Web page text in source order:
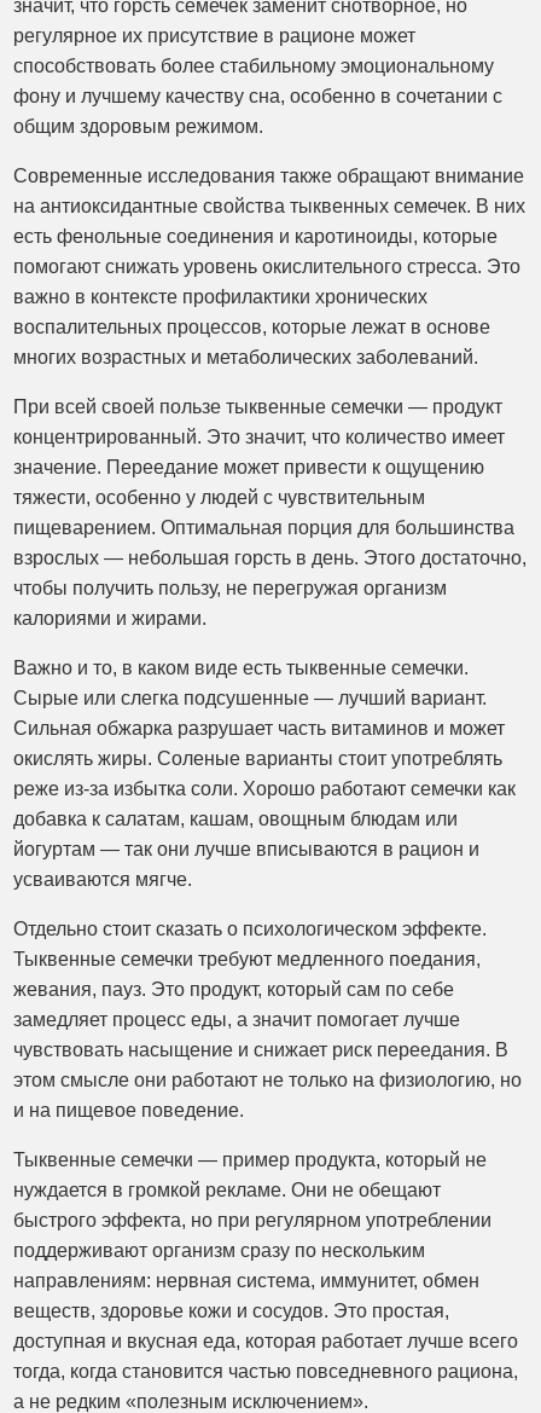
значит, что горсть семечек заменит снотворное, но
регулярное их присутствие в рационе может
способствовать более стабильному эмоциональному
фону и лучшему качеству сна, особенно в сочетании с
общим здоровым режимом.
Современные исследования также обращают внимание
на антиоксидантные свойства тыквенных семечек. В них
есть фенольные соединения и каротиноиды, которые
помогают снижать уровень окислительного стресса. Это
важно в контексте профилактики хронических
воспалительных процессов, которые лежат в основе
многих возрастных и метаболических заболеваний.
При всей своей пользе тыквенные семечки — продукт
концентрированный. Это значит, что количество имеет
значение. Переедание может привести к ощущению
тяжести, особенно у людей с чувствительным
пищеварением. Оптимальная порция для большинства
взрослых — небольшая горсть в день. Этого достаточно,
чтобы получить пользу, не перегружая организм
калориями и жирами.
Важно и то, в каком виде есть тыквенные семечки.
Сырые или слегка подсушенные — лучший вариант.
Сильная обжарка разрушает часть витаминов и может
окислять жиры. Соленые варианты стоит употреблять
реже из-за избытка соли. Хорошо работают семечки как
добавка к салатам, кашам, овощным блюдам или
йогуртам — так они лучше вписываются в рацион и
усваиваются мягче.
Отдельно стоит сказать о психологическом эффекте.
Тыквенные семечки требуют медленного поедания,
жевания, пауз. Это продукт, который сам по себе
замедляет процесс еды, а значит помогает лучше
чувствовать насыщение и снижает риск переедания. В
этом смысле они работают не только на физиологию, но
и на пищевое поведение.
Тыквенные семечки — пример продукта, который не
нуждается в громкой рекламе. Они не обещают
быстрого эффекта, но при регулярном употреблении
поддерживают организм сразу по нескольким
направлениям: нервная система, иммунитет, обмен
веществ, здоровье кожи и сосудов. Это простая,
доступная и вкусная еда, которая работает лучше всего
тогда, когда становится частью повседневного рациона,
а не редким «полезным исключением».